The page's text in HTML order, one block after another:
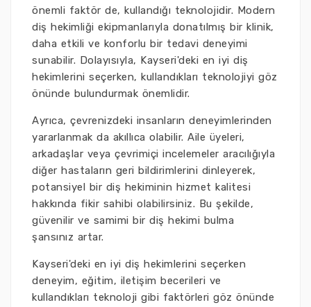
önemli faktör de, kullandığı teknolojidir. Modern
diş hekimliği ekipmanlarıyla donatılmış bir klinik,
daha etkili ve konforlu bir tedavi deneyimi
sunabilir. Dolayısıyla, Kayseri'deki en iyi diş
hekimlerini seçerken, kullandıkları teknolojiyi göz
önünde bulundurmak önemlidir.
Ayrıca, çevrenizdeki insanların deneyimlerinden
yararlanmak da akıllıca olabilir. Aile üyeleri,
arkadaşlar veya çevrimiçi incelemeler aracılığıyla
diğer hastaların geri bildirimlerini dinleyerek,
potansiyel bir diş hekiminin hizmet kalitesi
hakkında fikir sahibi olabilirsiniz. Bu şekilde,
güvenilir ve samimi bir diş hekimi bulma
şansınız artar.
Kayseri'deki en iyi diş hekimlerini seçerken
deneyim, eğitim, iletişim becerileri ve
kullandıkları teknoloji gibi faktörleri göz önünde